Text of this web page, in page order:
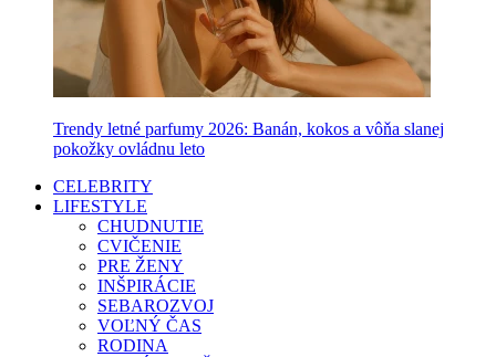
Trendy letné parfumy 2026: Banán, kokos a vôňa slanej
pokožky ovládnu leto
CELEBRITY
LIFESTYLE
CHUDNUTIE
CVIČENIE
PRE ŽENY
INŠPIRÁCIE
SEBAROZVOJ
VOĽNÝ ČAS
RODINA